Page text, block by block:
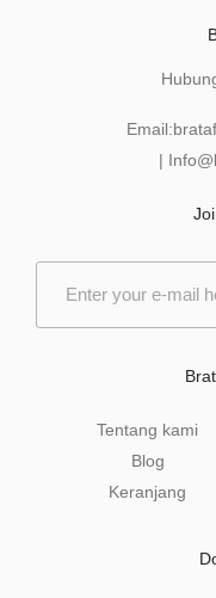
Email:
|
Tentang kami
Blog
Keranjang